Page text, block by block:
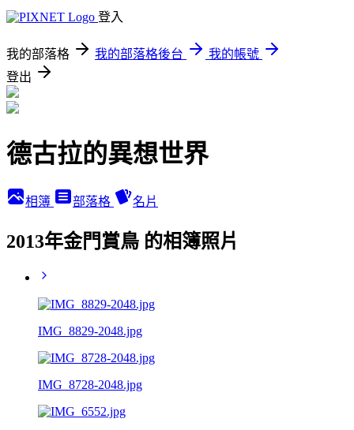
登入
我的部落格 我的部落格後台
我的帳號
登出
德古拉的異想世界
相簿 部落格 名片
2013年金門賞鳥 的相簿照片
IMG_8829-2048.jpg
IMG_8728-2048.jpg